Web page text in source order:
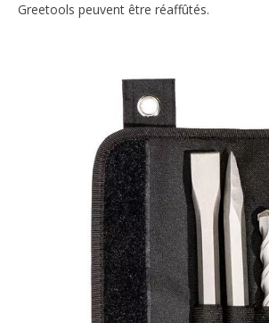
Greetools peuvent être réaffûtés.